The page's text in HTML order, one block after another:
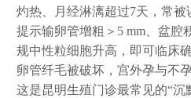
灼热、月经淋漓超过7天，常被
提示输卵管增粗＞5 mm、盆腔
规中性粒细胞升高，即可临床
卵管纤毛被破坏，宫外孕与不
这是昆明生殖门诊最常见的“沉